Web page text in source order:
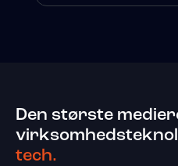
Den største
tech.